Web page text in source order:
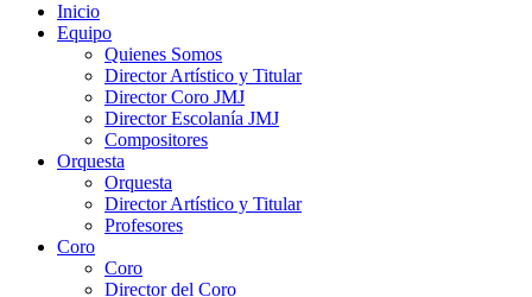
Inicio
Equipo
Quienes Somos
Director Artístico y Titular
Director Coro JMJ
Director Escolanía JMJ
Compositores
Orquesta
Orquesta
Director Artístico y Titular
Profesores
Coro
Coro
Director del Coro